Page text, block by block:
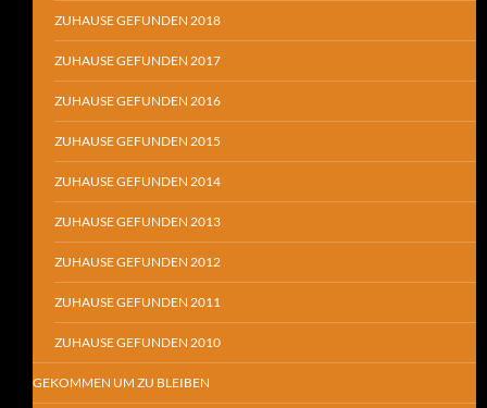
ZUHAUSE GEFUNDEN 2018
ZUHAUSE GEFUNDEN 2017
ZUHAUSE GEFUNDEN 2016
ZUHAUSE GEFUNDEN 2015
ZUHAUSE GEFUNDEN 2014
ZUHAUSE GEFUNDEN 2013
ZUHAUSE GEFUNDEN 2012
ZUHAUSE GEFUNDEN 2011
ZUHAUSE GEFUNDEN 2010
GEKOMMEN UM ZU BLEIBEN